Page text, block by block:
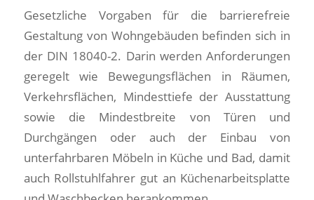
Gesetzliche Vorgaben für die barrierefreie
Gestaltung von Wohngebäuden befinden sich in
der DIN 18040-2. Darin werden Anforderungen
geregelt wie Bewegungsflächen in Räumen,
Verkehrsflächen, Mindesttiefe der Ausstattung
sowie die Mindestbreite von Türen und
Durchgängen oder auch der Einbau von
unterfahrbaren Möbeln in Küche und Bad, damit
auch Rollstuhlfahrer gut an Küchenarbeitsplatte